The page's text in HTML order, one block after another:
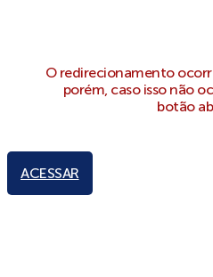
O redirecionamento
porém, caso isso não
botão
ACESSAR